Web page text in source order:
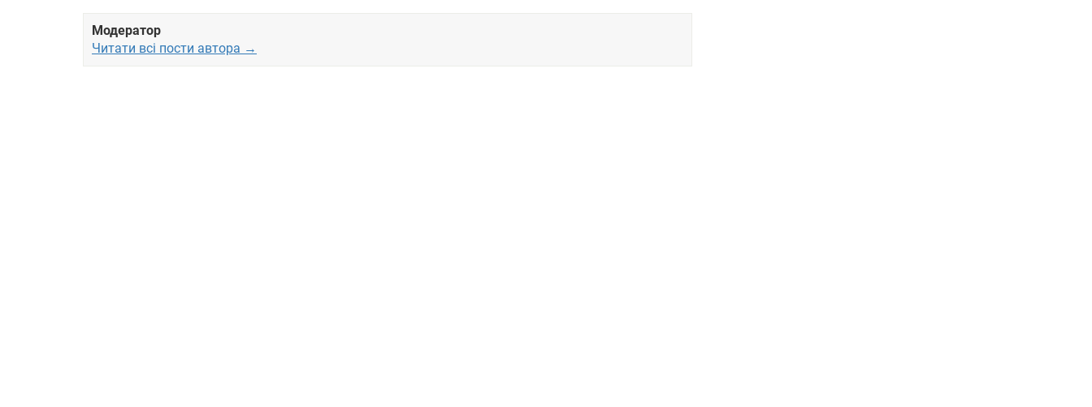
Модератор
Читати всі пости автора →